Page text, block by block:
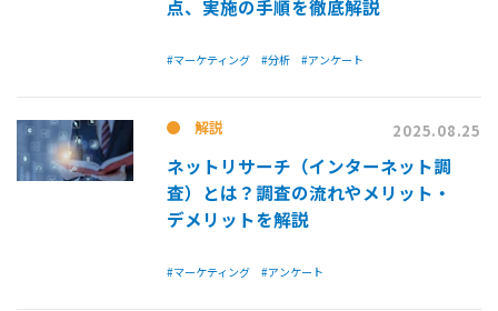
点、実施の手順を徹底解説
#マーケティング #分析 #アンケート
解説 2025.08.25
ネットリサーチ（インターネット調
査）とは？調査の流れやメリット・
デメリットを解説
#マーケティング #アンケート